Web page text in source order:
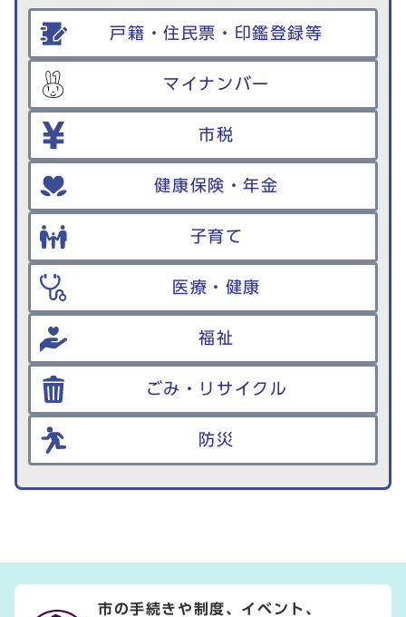
戸籍・住民票・印鑑登録等
マイナンバー
市税
健康保険・年金
子育て
医療・健康
福祉
ごみ・リサイクル
防災
市の手続きや制度、イベント、